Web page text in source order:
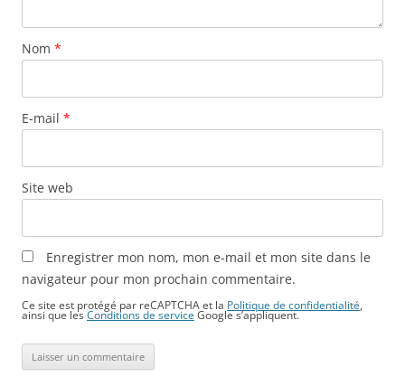
Nom *
E-mail *
Site web
Enregistrer mon nom, mon e-mail et mon site dans le
navigateur pour mon prochain commentaire.
Ce site est protégé par reCAPTCHA et la Politique de confidentialité
ainsi que lesConditions de service Google s’appliquent.